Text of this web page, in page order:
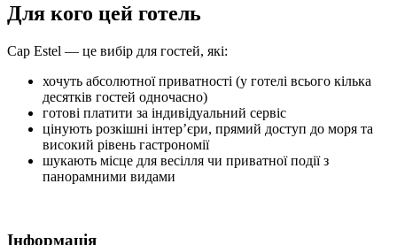
Для кого цей готель
Cap Estel — це вибір для гостей, які:
хочуть абсолютної приватності (у готелі всього кілька
десятків гостей одночасно)
готові платити за індивідуальний сервіс
цінують розкішні інтер’єри, прямий доступ до моря та
високий рівень гастрономії
шукають місце для весілля чи приватної події з
панорамними видами
Інформація